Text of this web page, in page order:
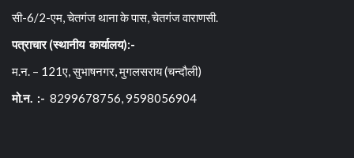
सी-6/2-एम, चेतगंज थाना के पास, चेतगंज वाराणसी.
पत्राचार (स्थानीय कार्यालय):-
म.न. – 121ए, सुभाषनगर, मुगलसराय (चन्दौली)
मो.न. :- 8299678756, 9598056904